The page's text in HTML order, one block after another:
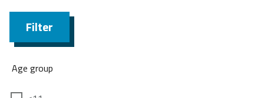
Filter
Age group